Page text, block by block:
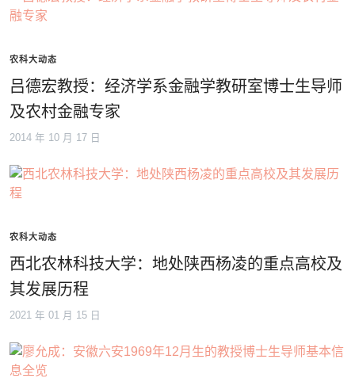
农科大动态
吕德宏教授：经济学系金融学教研室博士生导师
及农村金融专家
2014 年 10 月 17 日
农科大动态
西北农林科技大学：地处陕西杨凌的重点高校及
其发展历程
2021 年 01 月 15 日